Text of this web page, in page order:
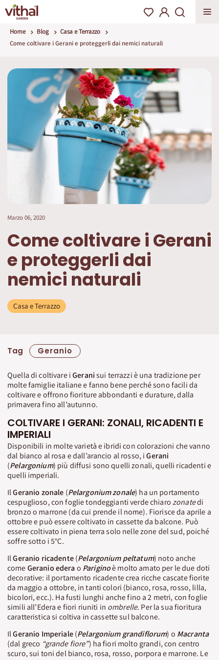
Home Blog
Casa e Terrazzo
Come coltivare i Gerani e proteggerli dai nemici naturali
Marzo 06, 2020
Come coltivare i Gerani
e proteggerli dai
nemici naturali
Casa e Terrazzo
Tag Geranio
Quella di coltivare iGeranisui terrazzi è una tradizione per
molte famiglie italiane e fanno bene perché sono facili da
coltivare e offrono fioriture abbondanti e durature, dalla
primavera fino all’autunno.
COLTIVARE I GERANI: ZONALI, RICADENTI E
IMPERIALI
Disponibili in molte varietà e ibridi con colorazioni che vanno
dal bianco al rosa e dall’arancio al rosso, iGerani
(Pelargonium) più diffusi sono quelli zonali, quelli ricadenti e
quelli imperiali.
IlGeranio zonale (Pelargonium zonale) ha un portamento
cespuglioso, con foglie tondeggianti verde chiarozonatedi
bronzo o marrone (da cui prende il nome). Fiorisce da aprile a
ottobre e può essere coltivato in cassette da balcone. Può
essere coltivato in piena terra solo nelle zone del sud, poiché
soffre sotto i 5°C.
IlGeranio ricadente(Pelargonium peltatum) noto anche
comeGeranio edera o Pariginoè molto amato per le due doti
decorative: il portamento ricadente crea ricche cascate fiorite
da maggio a ottobre, in tanti colori (bianco, rosa, rosso, lilla,
bicolori, ecc.). Ha fusti lunghi anche fino a 2 metri, con foglie
simili all’Edera e fiori riuniti in ombrelle. Per la sua fioritura
caratteristica si coltiva in cassette sul balcone.
IlGeranio Imperiale(Pelargonium grandiflorum) o Macranta
(dal greco “grande fiore”) ha fiori molto grandi, con centro
scuro, sui toni del bianco, rosa, rosso, porpora e marrone. Le